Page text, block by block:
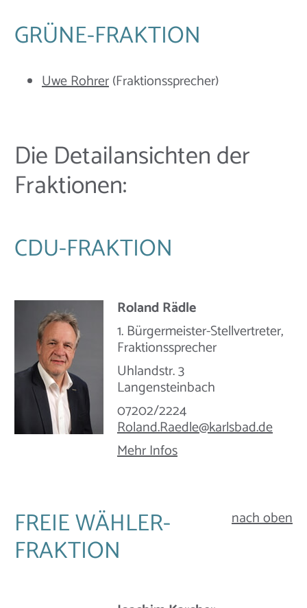
GRÜNE-FRAKTION
Uwe Rohrer(Fraktionssprecher)
Die Detailansichten der
Fraktionen:
CDU-FRAKTION
Roland Rädle
1. Bürgermeister-Stellvertreter,
Fraktionssprecher
Uhlandstr. 3
Langensteinbach
07202/2224
Roland.Raedle@​karlsbad.de
Mehr Infos
nach oben
FREIE WÄHLER-
FRAKTION